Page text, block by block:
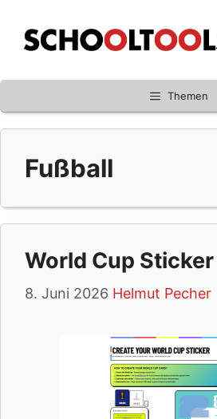
Inhalt
springen
Themen
Fußball
World Cup
8. Juni 2026 Helmut Pecher